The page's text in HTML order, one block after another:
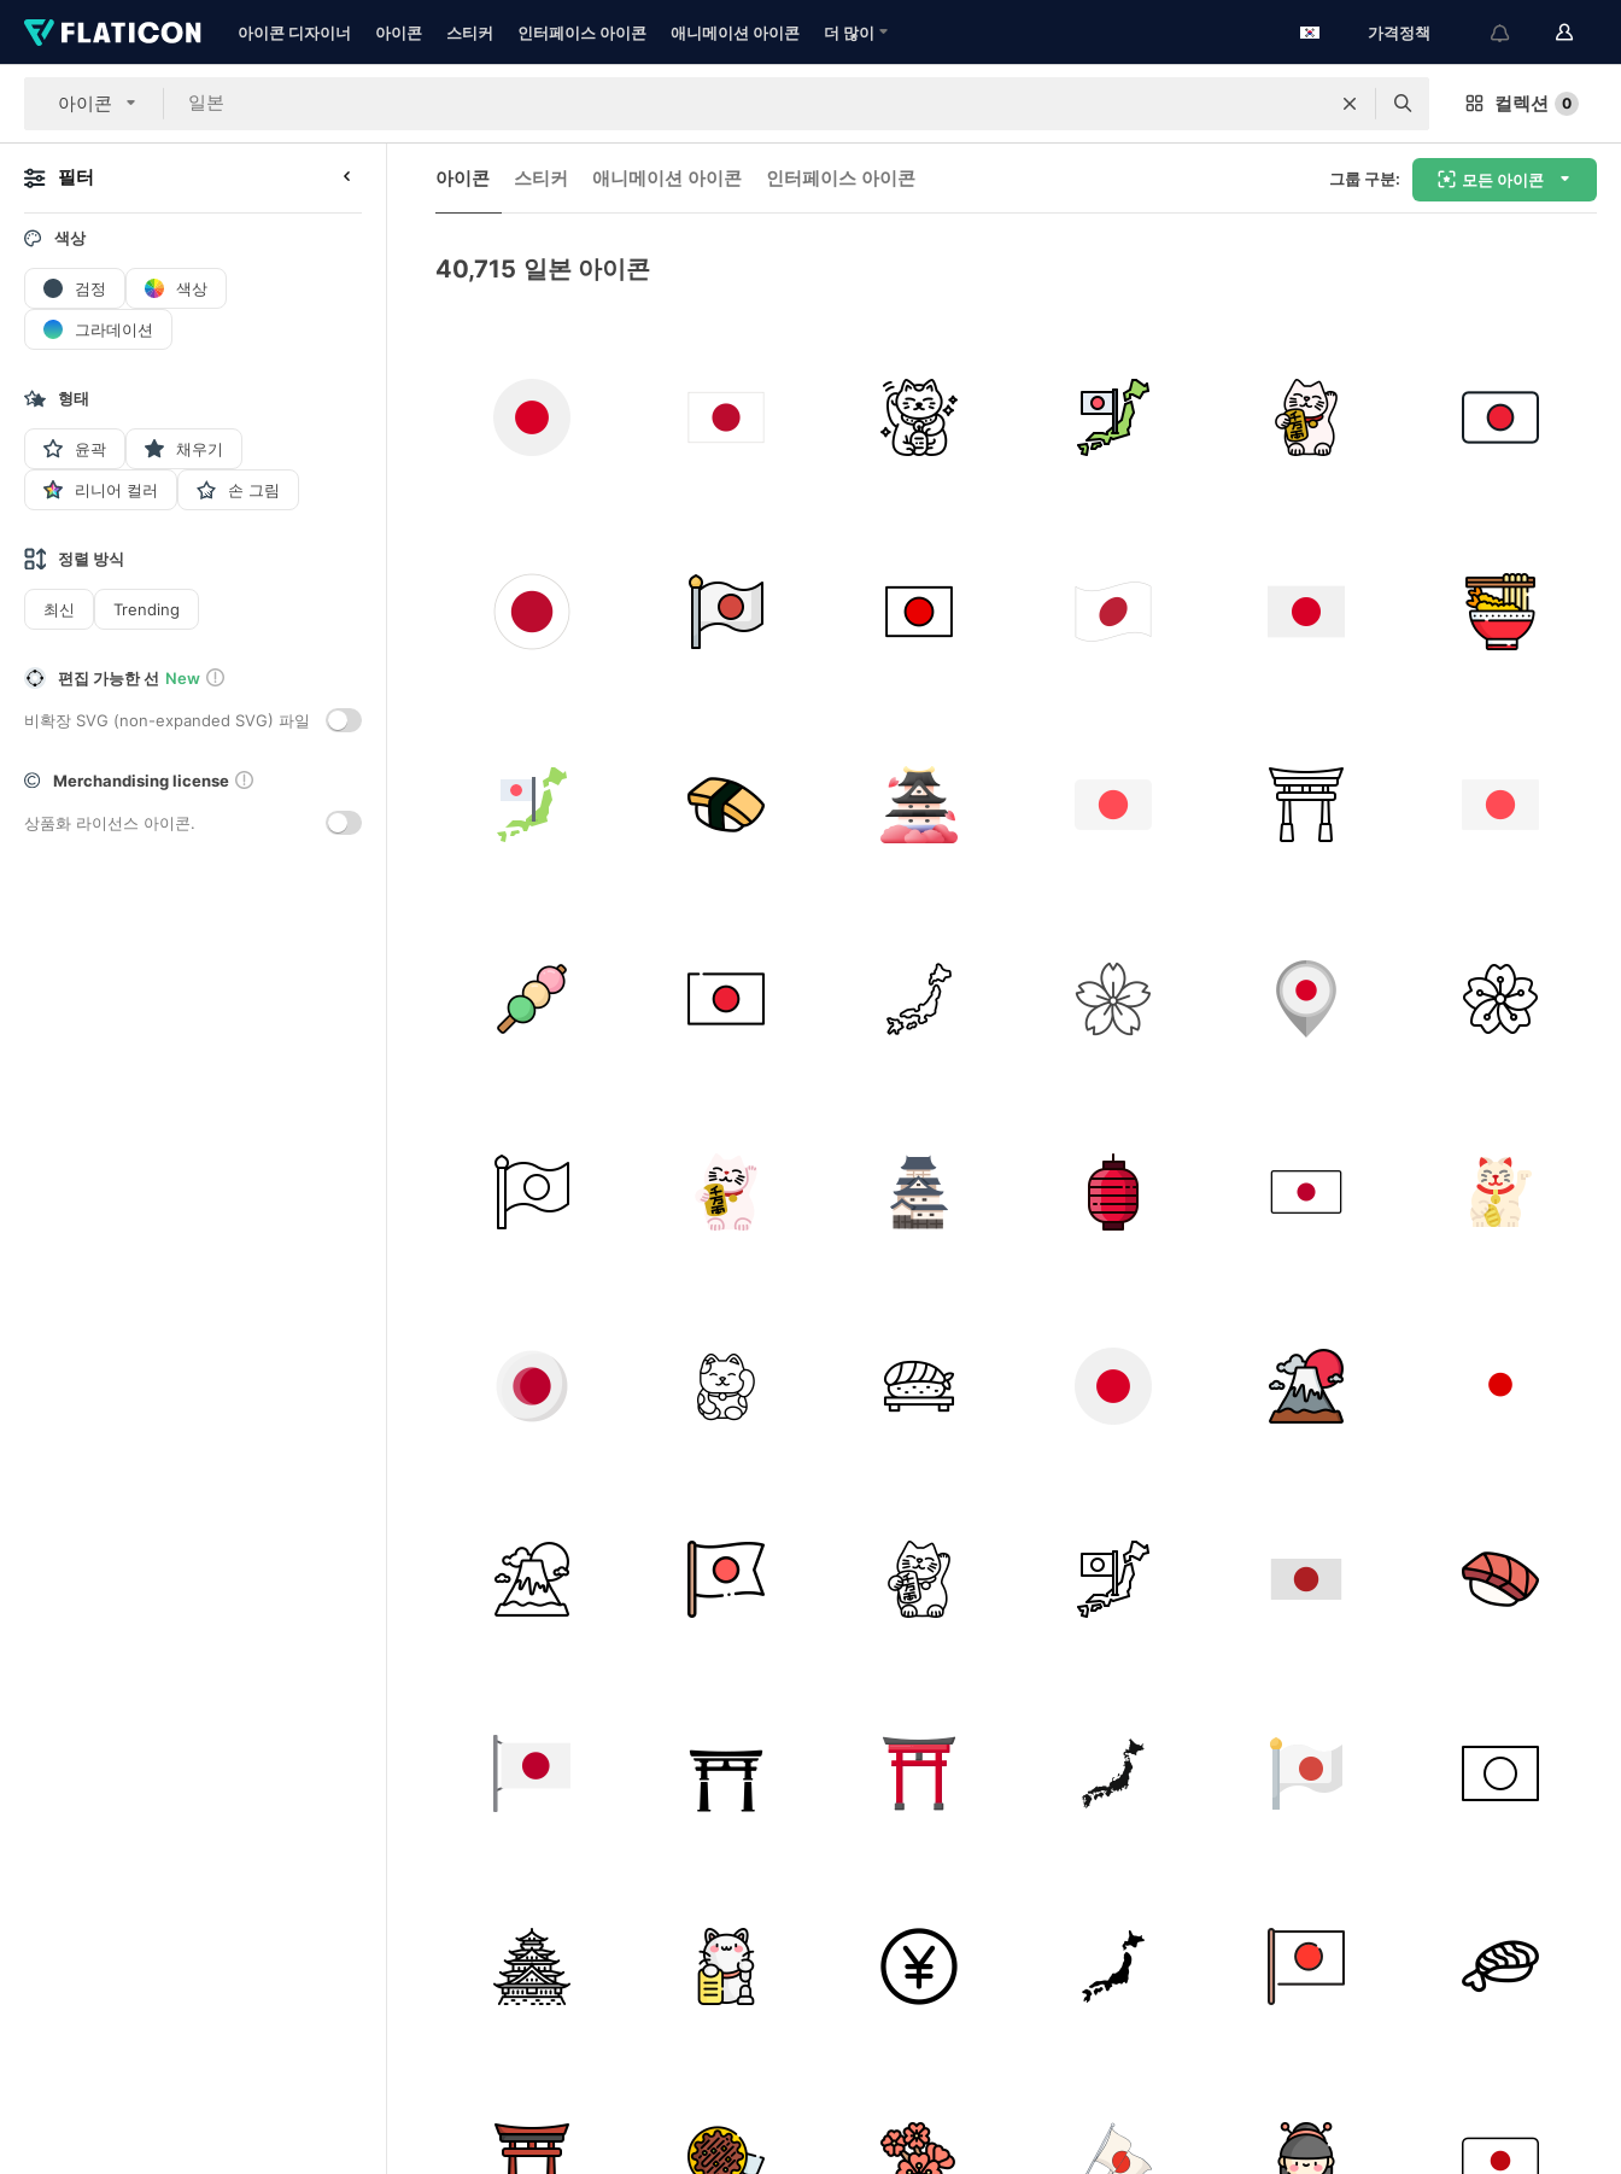
아이콘 디자이너 아이콘 스티커 인터페이스 아이콘 애니메이션 아이콘 더 많이 가격정책
아이콘 컬렉션 0
필터
색상
검정 색상
그라데이션
형태
윤곽 채우기
리니어 컬러 손 그림
정렬 방식
최신 Trending
편집 가능한 선 New
비확장 SVG (non-expanded SVG) 파일
Merchandising license
상품화 라이선스 아이콘.
아이콘 스티커 애니메이션 아이콘 인터페이스 아이콘 그룹 구분: 모든 아이콘
40,715 일본 아이콘